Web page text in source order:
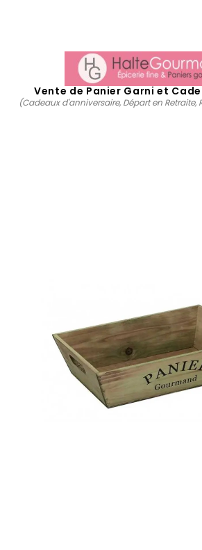
Vente de Panier Garni et
(Cadeaux d'anniversaire, Départ en Retraite,